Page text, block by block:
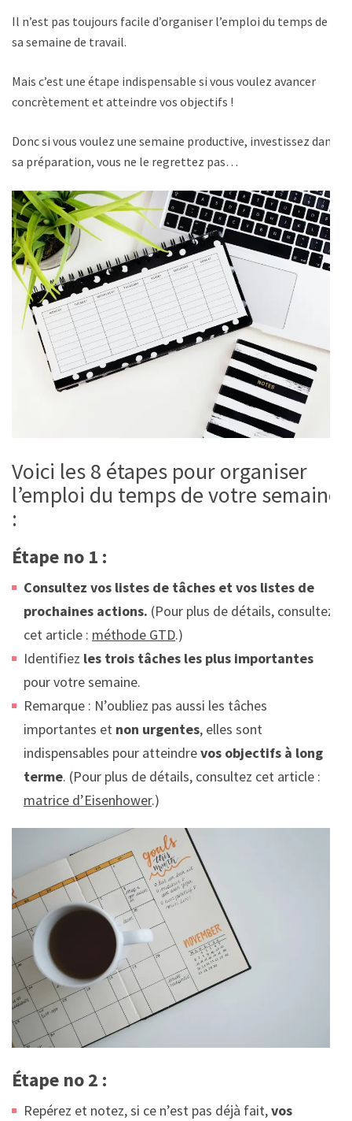
Il n’est pas toujours facile d’organiser l’emploi du temps de
sa semaine de travail.
Mais c’est une étape indispensable si vous voulez avancer
concrètement et atteindre vos objectifs !
Donc si vous voulez une semaine productive, investissez dans
sa préparation, vous ne le regrettez pas…
Voici les 8 étapes pour organiser
l’emploi du temps de votre semaine
:
Étape no 1 :
Consultez vos listes de tâches et vos listes de
prochaines actions. (Pour plus de détails, consultez
cet article : méthode GTD.)
Identifiez les trois tâches les plus importantes
pour votre semaine.
Remarque : N’oubliez pas aussi les tâches
importantes et non urgentes, elles sont
indispensables pour atteindrevos objectifs à long
terme. (Pour plus de détails, consultez cet article :
matrice d’Eisenhower.)
Étape no 2 :
Repérez et notez, si ce n’est pas déjà fait,vos